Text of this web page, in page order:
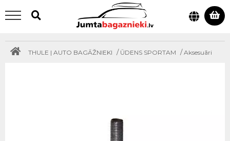
THULE | AUTO BAGĀŽNIEKI / ŪDENS SPORTAM /Aksesuāri